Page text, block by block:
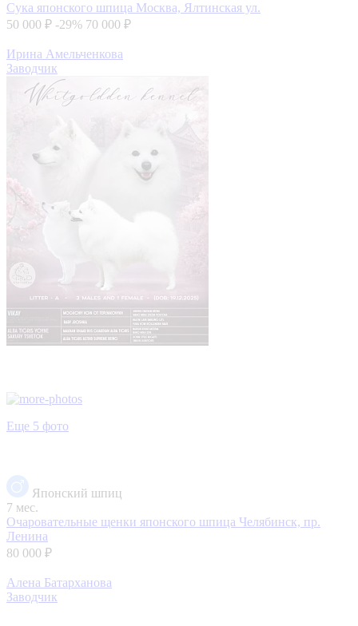
Сука японского шпица Москва, Ялтинская ул.
50 000 ₽ -29% 70 000 ₽
Ирина Амельченкова
Заводчик
Еще 5 фото
Японский шпиц
7 мес.
Очаровательные щенки японского шпица Челябинск, пр.
Ленина
80 000 ₽
Алена Батарханова
Заводчик